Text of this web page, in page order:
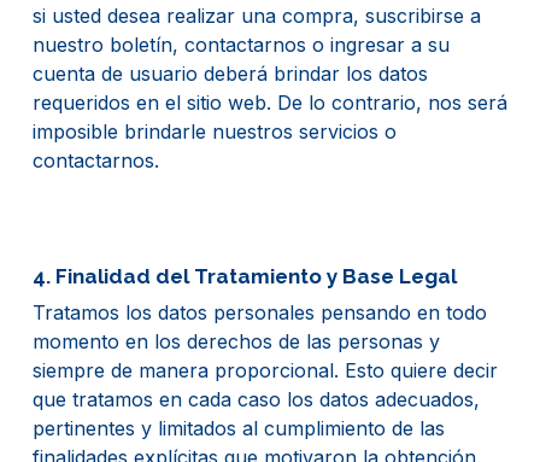
si usted desea realizar una compra, suscribirse a
nuestro boletín, contactarnos o ingresar a su
cuenta de usuario deberá brindar los datos
requeridos en el sitio web. De lo contrario, nos será
imposible brindarle nuestros servicios o
contactarnos.
4. Finalidad del Tratamiento y Base Legal
Tratamos los datos personales pensando en todo
momento en los derechos de las personas y
siempre de manera proporcional. Esto quiere decir
que tratamos en cada caso los datos adecuados,
pertinentes y limitados al cumplimiento de las
finalidades explícitas que motivaron la obtención.